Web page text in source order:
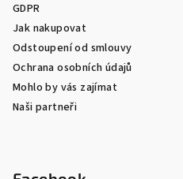
GDPR
Jak nakupovat
Odstoupení od smlouvy
Ochrana osobních údajů
Mohlo by vás zajímat
Naši partneři